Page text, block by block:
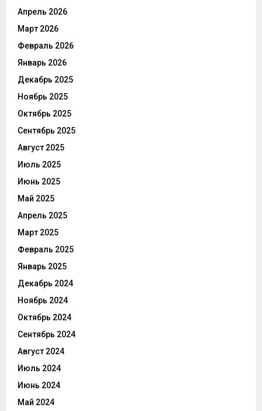
Апрель 2026
Март 2026
Февраль 2026
Январь 2026
Декабрь 2025
Ноябрь 2025
Октябрь 2025
Сентябрь 2025
Август 2025
Июль 2025
Июнь 2025
Май 2025
Апрель 2025
Март 2025
Февраль 2025
Январь 2025
Декабрь 2024
Ноябрь 2024
Октябрь 2024
Сентябрь 2024
Август 2024
Июль 2024
Июнь 2024
Май 2024